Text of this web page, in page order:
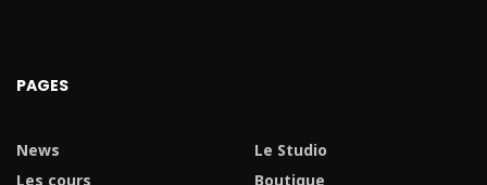
PAGES
News
Le Studio
Les cours
Boutique